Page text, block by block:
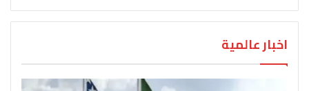
اخبار عالمية